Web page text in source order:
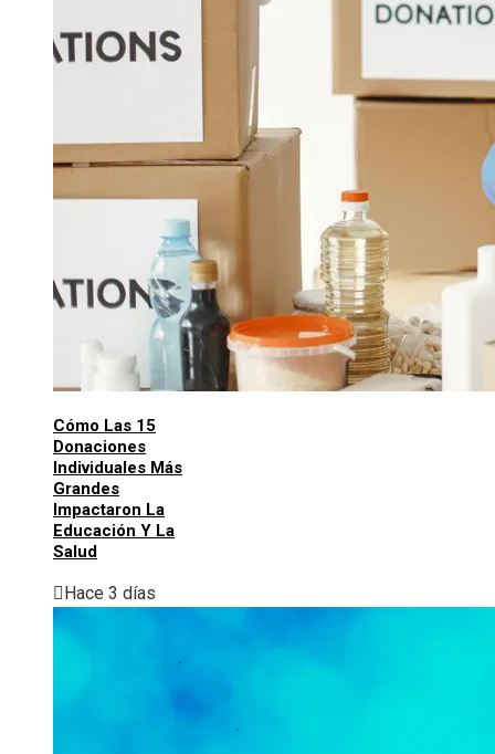
Cómo Las 15
Donaciones
Individuales Más
Grandes
Impactaron La
Educación Y La
Salud
Hace 3 días